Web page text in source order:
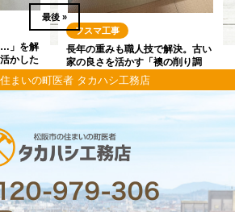
…」を解
かした
フスマ工事
長年の重みも職人技で解決。古い
家の良さを活かす「襖の削り調
整」
最後 »
まいの町医者 タカハシ工務店